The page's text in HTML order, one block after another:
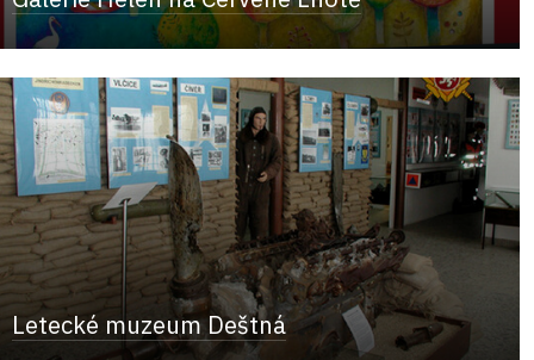
Letecké muzeum Deštná